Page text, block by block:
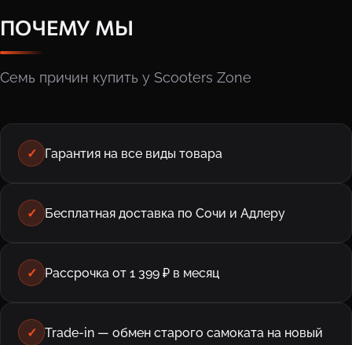
ПОЧЕМУ МЫ
Семь причин купить у Scooters Zone
✓ Гарантия на все виды товара
✓ Бесплатная доставка по Сочи и Адлеру
✓ Рассрочка от 1 399 ₽ в месяц
✓ Trade-in — обмен старого самоката на новый